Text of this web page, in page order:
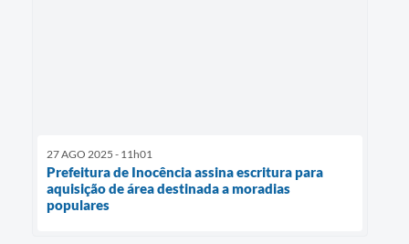
27 AGO 2025 - 11h01
Prefeitura de Inocência assina escritura para
aquisição de área destinada a moradias
populares